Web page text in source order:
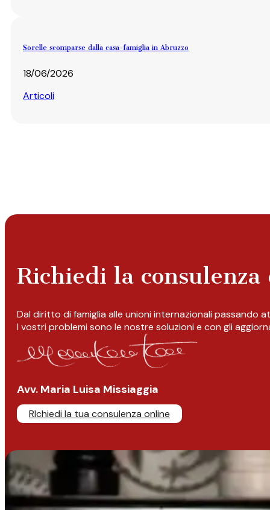
Sorelle scomparse dalla casa-famiglia in Abruzzo
18/06/2026
Articoli
Richiedi la
Dal diritto di famiglia alle unioni internazionali passando
I vostri problemi sono le nostre soluzioni e con gli
Avv. Maria Luisa Missiaggia
RIchiedi la tua consulenza online